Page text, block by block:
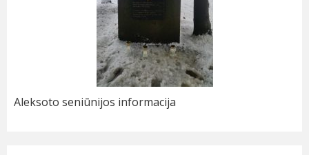
Aleksoto seniūnijos informacija